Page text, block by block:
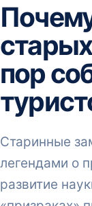
пор
Старинные
легендами о
развитие